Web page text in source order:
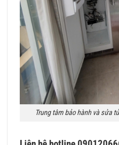
Trung tâm bảo hành và sửa